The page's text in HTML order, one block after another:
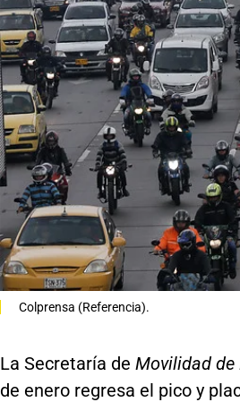
Colprensa (Referencia).
La Secretaría de Movilidad de
de enero regresa el pico y